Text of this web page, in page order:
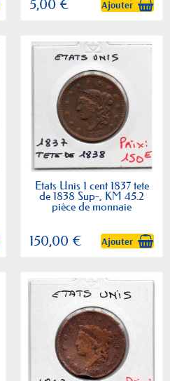
5,00 € Ajouter
Etats Unis 1 cent 1837 tete
de 1838 Sup-, KM 45.2
pièce de monnaie
150,00 € Ajouter